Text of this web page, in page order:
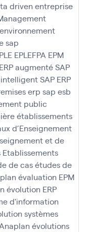
driven entreprise
environnement
sap
EPLEFPA EPM
ERP augmenté SAP
intelligent SAP ERP
erp sap esb
public
établissements
d’Enseignement
et de
Etablissements
de casétudes de
évaluation EPM
évolution ERP
d'information
systèmes
évolutions